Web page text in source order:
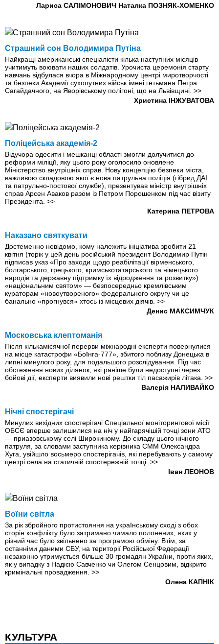
Лариса САЛІМОНОВИЧ Наталка ПОЗНЯК-ХОМЕНКО
Страшний сон Володимира Путіна
Найкращі американські спеціалісти кілька наступних місяців
учитимуть воювати наших солдатів. Урочиста церемонія старту
навчань відбулася вчора в Міжнародному центрі миротворчості
та безпеки Академії сухопутних військ імені гетьмана Петра
Сагайдачного, на Яворівському полігоні, що на Львівщині. >>
Христина ІНЖУВАТОВА
Поліцейська академiя-2
Відучора одесити і мешканці області змогли долучитися до
реформи міліції, яку цього року оголосило оновлене
Міністерство внутрішніх справ. Нову концепцію безпеки міста,
важливою складовою якої є нова патрульна поліція (гібрид ДАІ
та патрульно-постової служби), презентував міністр внутрішніх
справ Арсен Аваков разом iз Петром Порошенком під час візиту
Президента. >>
Катерина ПЕТРОВА
Наказано святкувати
Достеменно невідомо, кому належить ініціатива зробити 21
квітня (торік у цей день російський президент Володимир Путін
підписав указ «Про заходи щодо реабілітації вірменського,
болгарського, грецького, кримськотатарського та німецького
народів та державну підтримку їх відродження та розвитку»)
«національним святом» — безпосередньо кремлівським
кураторам «новоутвореного» федерального округу чи це
банально «прогнувся» хтось із місцевих діячів. >>
Денис МАКСИМЧУК
Московська клептоманiя
Після кількамісячної перерви міжнародні експерти повернулися
на місце катастрофи «Боїнга-777», збитого поблизу Донецька в
липні минулого року, для подальшого розслідування. Під час
обстеження нових ділянок, які раніше були недоступні через
бойові дії, експерти виявили нові рештки тіл пасажирів літака. >>
Валерія НАЛИВАЙКО
Нічні спостерігачі
Минулих вихідних спостерігачі Спеціальної моніторингової місії
ОБСЄ вперше залишилися на ніч у найгарячішій точці зони АТО
— приазовському селі Широкиному. До складу цього нічного
патруля, за словами заступника керівника СММ Олександра
Хуга, увійшло восьмеро спостерігачів, які перебувають у самому
центрі села на статичній спостережній точці. >>
Іван ЛЕОНОВ
Воїни світла
За рік збройного протистояння на українському сході з обох
сторін конфлікту було затримано чимало полонених, яких у
різний час було звільнено за програмою обміну. Втім, за
останніми даними СБУ, на території Російської Федерації
незаконно утримується більше 30 громадян України, проти яких,
як у випадку з Надією Савченко чи Олегом Сенцовим, відкрито
кримінальні провадження. >>
Олена КАПНІК
КУЛЬТУРА